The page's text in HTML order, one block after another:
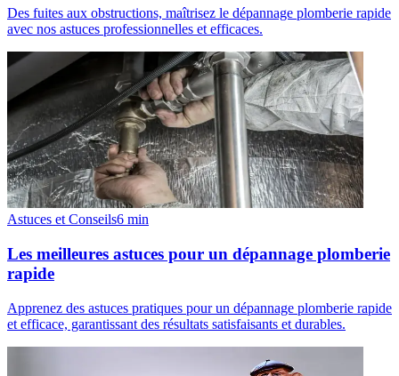
Des fuites aux obstructions, maîtrisez le dépannage plomberie rapide
avec nos astuces professionnelles et efficaces.
Astuces et Conseils6 min
Les meilleures astuces pour un dépannage plomberie
rapide
Apprenez des astuces pratiques pour un dépannage plomberie rapide
et efficace, garantissant des résultats satisfaisants et durables.